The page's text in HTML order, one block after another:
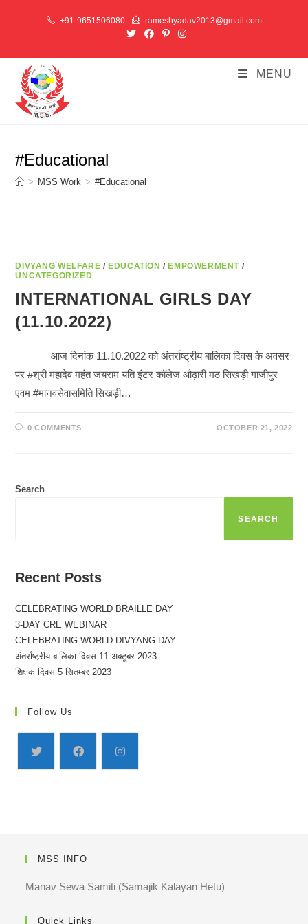
+91-9651506080 rameshyadav2013@gmail.com
MENU
#Educational
> MSS Work > #Educational
DIVYANG WELFARE / EDUCATION / EMPOWERMENT /
UNCATEGORIZED
INTERNATIONAL GIRLS DAY
(11.10.2022)
आज दिनांक 11.10.2022 को अंतर्राष्ट्रीय बालिका दिवस के अवसर
पर #श्री महादेव महंत जयराम यति इंटर कॉलेज औढ़ारी मठ सिखड़ी गाजीपुर
एवम #मानवसेवासमिति सिखड़ी…
0 COMMENTS OCTOBER 21, 2022
Search
SEARCH
Recent Posts
CELEBRATING WORLD BRAILLE DAY
3-DAY CRE WEBINAR
CELEBRATING WORLD DIVYANG DAY
अंतर्राष्ट्रीय बालिका दिवस 11 अक्टूबर 2023.
शिक्षक दिवस 5 सितम्बर 2023
Follow Us
MSS INFO
Manav Sewa Samiti (Samajik Kalayan Hetu)
Quick Links